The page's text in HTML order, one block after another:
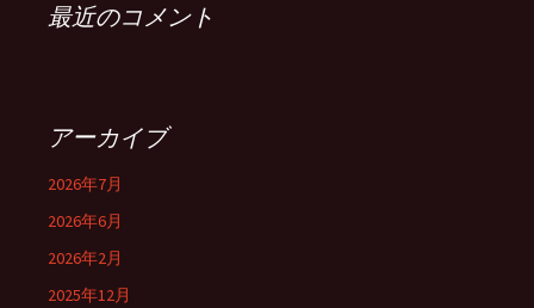
最近のコメント
アーカイブ
2026年7月
2026年6月
2026年2月
2025年12月